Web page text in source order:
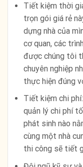
Tiết kiệm thời
trọn gói giá rẻ
dựng nhà của
cơ quan, các
được chúng tôi
chuyên nghiệp
thực hiện đúng
Tiết kiệm chi
quản lý chi phí
phát sinh nào
cùng một nhà
thi công sẽ tiết